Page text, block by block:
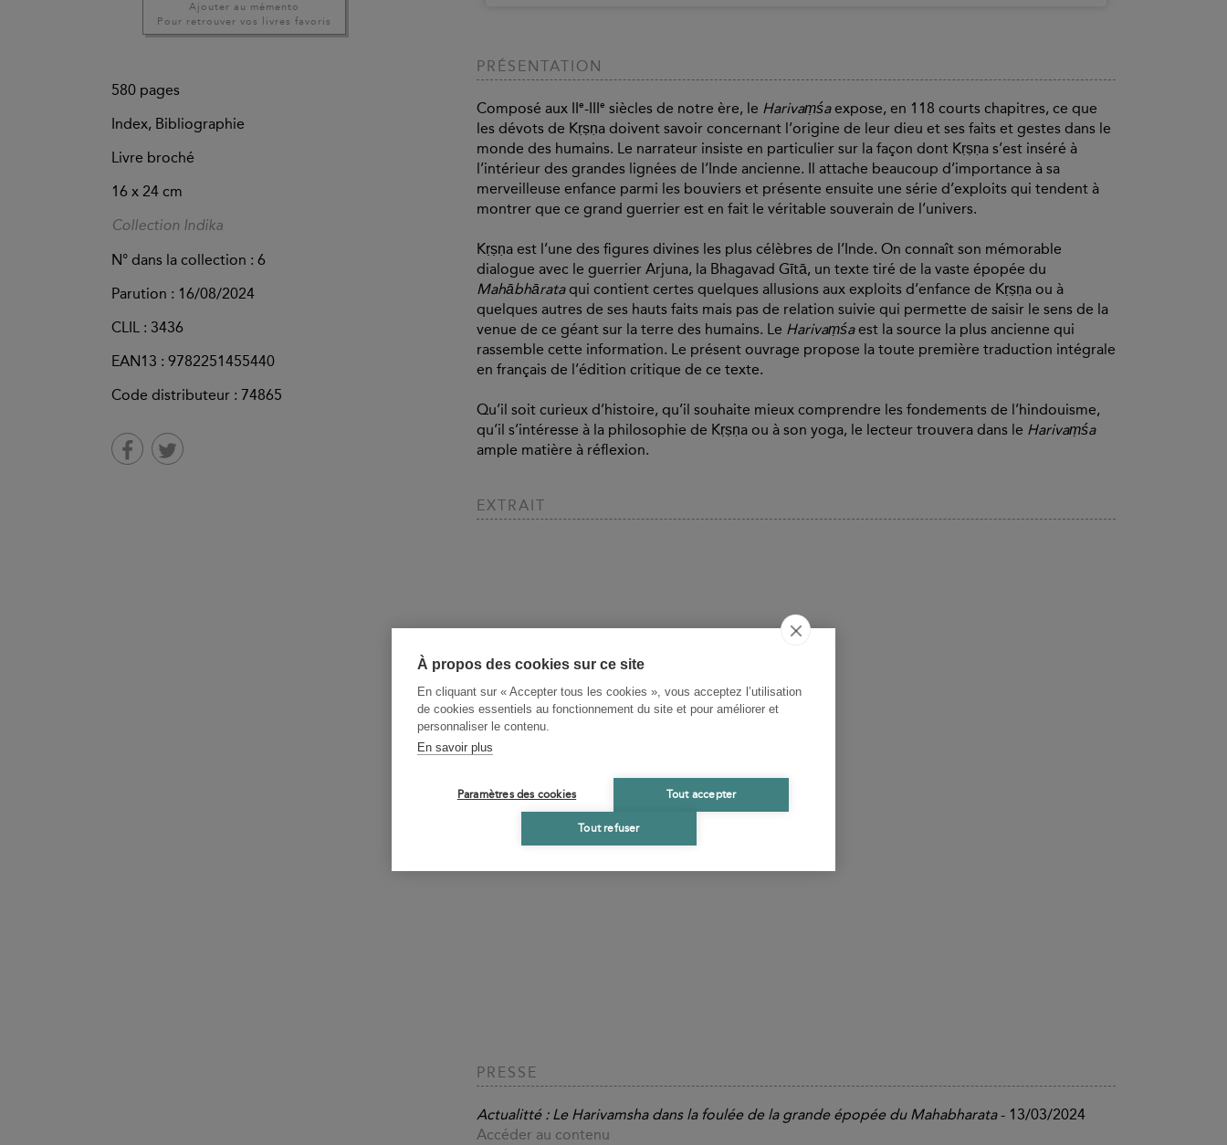
À propos des cookies sur ce site
En cliquant sur « Accepter tous les cookies », vous acceptez l’utilisation
de cookies essentiels au fonctionnement du site et pour améliorer et
personnaliser le contenu.
En savoir plus
Paramètres des cookies Tout accepter
Tout refuser
Ajouter au mémento
Pour retrouver vos livres favoris
580 pages
Index, Bibliographie
Livre broché
16 x 24 cm
Collection Indika
N° dans la collection : 6
Parution : 16/08/2024
CLIL : 3436
EAN13 : 9782251455440
Code distributeur : 74865
PRÉSENTATION
Composé aux II e-III e siècles de notre ère, le Harivaṃśaexpose, en 118 courts chapitres, ce que
les dévots de Kṛṣṇa doivent savoir concernant l’origine de leur dieu et ses faits et gestes dans le
monde des humains. Le narrateur insiste en particulier sur la façon dont Kṛṣṇa s’est inséré à
l’intérieur des grandes lignées de l’Inde ancienne. Il attache beaucoup d’importance à sa
merveilleuse enfance parmi les bouviers et présente ensuite une série d’exploits qui tendent à
montrer que ce grand guerrier est en fait le véritable souverain de l’univers.
Kṛṣṇa est l’une des figures divines les plus célèbres de l’Inde. On connaît son mémorable
dialogue avec le guerrier Arjuna, la Bhagavad Gītā, un texte tiré de la vaste épopée du
Mahābhārataqui contient certes quelques allusions aux exploits d’enfance de Kṛṣṇa ou à
quelques autres de ses hauts faits mais pas de relation suivie qui permette de saisir le sens de la
venue de ce géant sur la terre des humains. Le Harivaṃśaest la source la plus ancienne qui
rassemble cette information. Le présent ouvrage propose la toute première traduction intégrale
en français de l’édition critique de ce texte.
Qu’il soit curieux d’histoire, qu’il souhaite mieux comprendre les fondements de l’hindouisme,
qu’il s’intéresse à la philosophie de Kṛṣṇa ou à son yoga, le lecteur trouvera dans le Harivaṃśa
ample matière à réflexion.
EXTRAIT
PRESSE
Actualitté : Le Harivamsha dans la foulée de la grande épopée du Mahabharata- 13/03/2024
Accéder au contenu